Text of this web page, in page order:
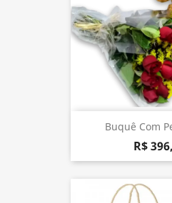
Buquê Com
R$